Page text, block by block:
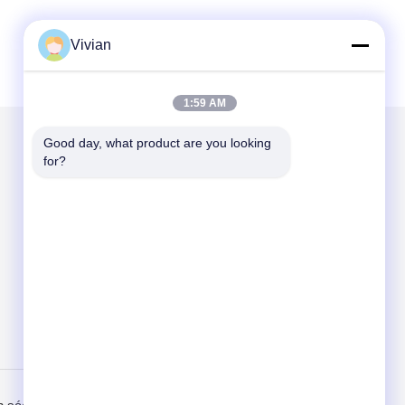
Gửi thư cho chúng tôi
Vivian
1:59 AM
Good day, what product are you looking
for?